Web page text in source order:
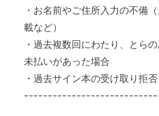
・お名前やご住所入力の不備
載など）
・過去複数回にわたり、とら
未払いがあった場合
・過去サイン本の受け取り拒